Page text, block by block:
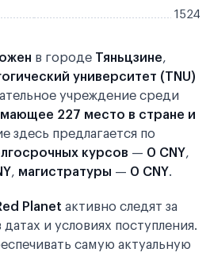
1524
в городе Тяньцзине,
университет (TNU)
учреждение среди
227 место в стране и
здесь предлагается по
курсов — 0 CNY,
, магистратуры — 0 CNY.
Planet активно следят за
и условиях поступления.
самую актуальную